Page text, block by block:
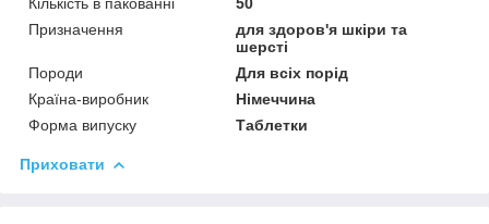
Призначення
для здоров'я шкіри та
шерсті
Породи
Для всіх порід
Країна-виробник
Німеччина
Форма випуску
Таблетки
Приховати